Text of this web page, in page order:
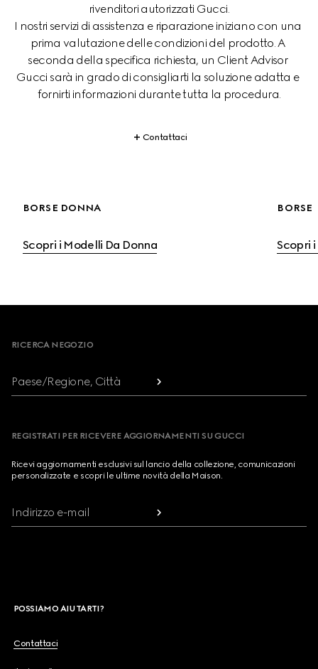
rivenditori autorizzati Gucci.
I nostri servizi di assistenza e riparazione iniziano con una
prima valutazione delle condizioni del prodotto. A
seconda della specifica richiesta, un Client Advisor
Gucci sarà in grado di consigliarti la soluzione adatta e
fornirti informazioni durante tutta la procedura.
Contattaci
BORSE DONNA
Scopri i Modelli Da Donna
BORSE
Scopri
RICERCA NEGOZIO
Paese/Regione, Città
REGISTRATI PER RICEVERE AGGIORNAMENTI SU GUCCI
Ricevi aggiornamenti esclusivi sul lancio della collezione, comunicazioni
personalizzate e scopri le ultime novità della Maison.
Indirizzo e-mail
POSSIAMO AIUTARTI?
Contattaci